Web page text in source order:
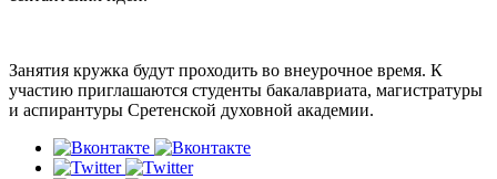
Занятия кружка будут проходить во внеурочное время. К
участию приглашаются студенты бакалавриата, магистратуры
и аспирантуры Сретенской духовной академии.